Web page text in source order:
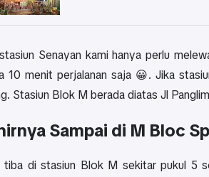
Senayan kami hanya perlu
10 menit perjalanan saja 😀. Jika
Stasiun Blok M berada diatas Jl
Sampai di M Bloc
tiba di stasiun Blok M sekitar pukul 5